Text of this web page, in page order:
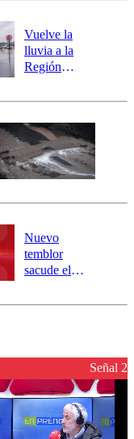
Vuelve la
lluvia a la
Región
este es el
la DMC para
este viernes
Nuevo
temblor
sacude el
revisa la
Señal 2